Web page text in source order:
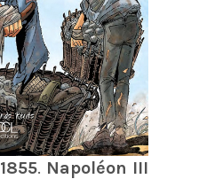
1855. Napoléon III